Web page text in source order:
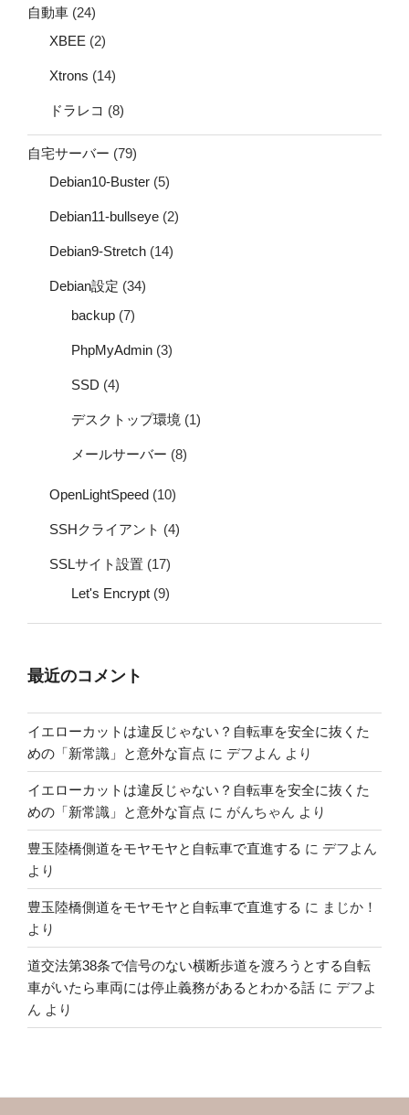
自動車 (24)
XBEE (2)
Xtrons (14)
ドラレコ (8)
自宅サーバー (79)
Debian10-Buster (5)
Debian11-bullseye (2)
Debian9-Stretch (14)
Debian設定 (34)
backup (7)
PhpMyAdmin (3)
SSD (4)
デスクトップ環境 (1)
メールサーバー (8)
OpenLightSpeed (10)
SSHクライアント (4)
SSLサイト設置 (17)
Let's Encrypt (9)
最近のコメント
イエローカットは違反じゃない？自転車を安全に抜くた
めの「新常識」と意外な盲点 に デフよん より
イエローカットは違反じゃない？自転車を安全に抜くた
めの「新常識」と意外な盲点 に がんちゃん より
豊玉陸橋側道をモヤモヤと自転車で直進する に デフよん
より
豊玉陸橋側道をモヤモヤと自転車で直進する に まじか！
より
道交法第38条で信号のない横断歩道を渡ろうとする自転
車がいたら車両には停止義務があるとわかる話 に デフよ
ん より